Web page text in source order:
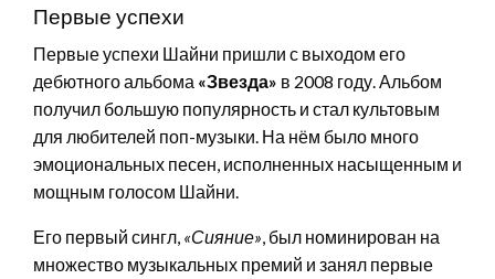
Первые успехи
Первые успехи Шайни пришли с выходом его
дебютного альбома «Звезда» в 2008 году. Альбом
получил большую популярность и стал культовым
для любителей поп-музыки. На нём было много
эмоциональных песен, исполненных насыщенным и
мощным голосом Шайни.
Его первый сингл, «Сияние», был номинирован на
множество музыкальных премий и занял первые